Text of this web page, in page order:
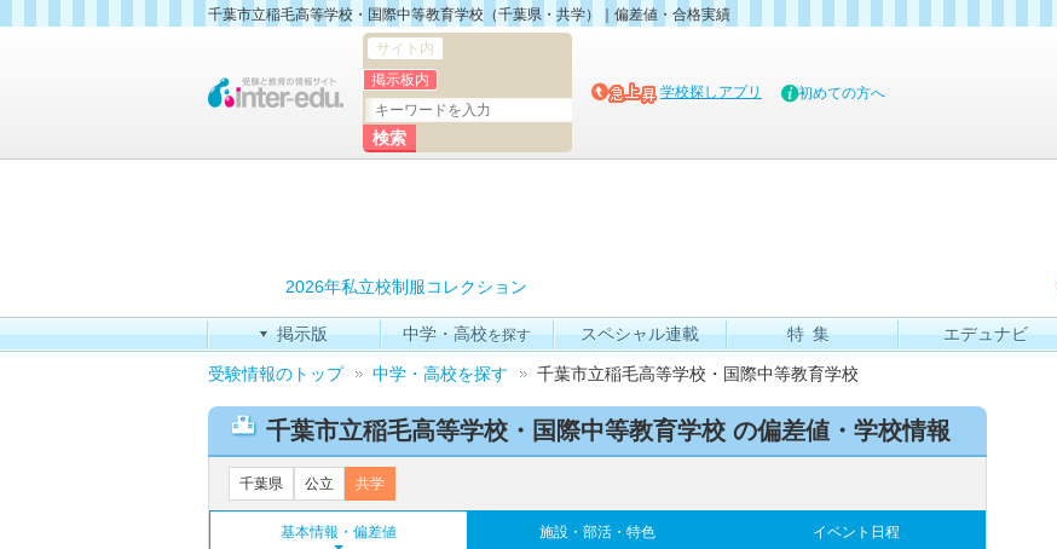
千葉市立稲毛高等学校・国際中等教育学校（千葉県・共学）｜偏差値・合格実績
サイト内
掲示板内
学校探しアプリ 初めての方へ
2026年私立校制服コレクション
掲示版 中学・高校を探す スペシャル連載 特集 エデュナビ
受験情報のトップ 中学・高校を探す 千葉市立稲毛高等学校・国際中等教育学校
千葉市立稲毛高等学校・国際中等教育学校 の偏差値・学校情報
千葉県 公立 共学
基本情報・偏差値 施設・部活・特色 イベント日程